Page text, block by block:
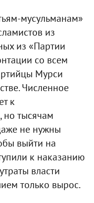
мусульманам»
из
из «Партии
со всем
Мурси
Численное
к
но тысячам
не нужны
выйти на
к наказанию
власти
только вырос.